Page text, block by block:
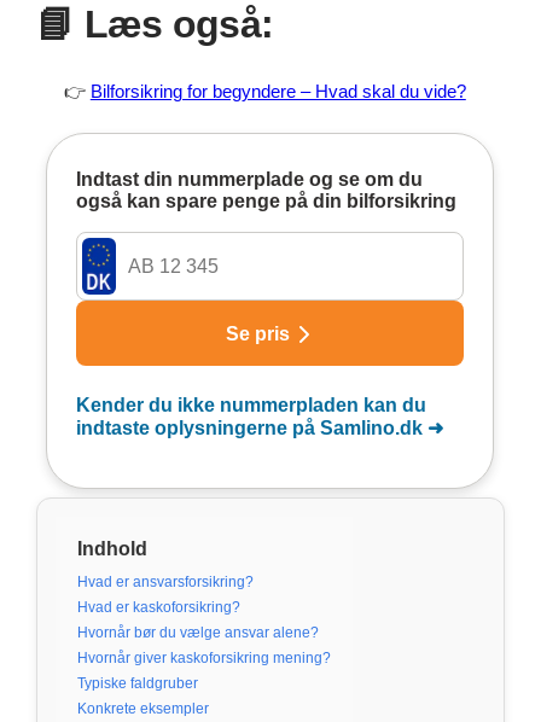
📘 Læs også:
👉 Bilforsikring for begyndere – Hvad skal du vide?
Indhold
Hvad er ansvarsforsikring?
Hvad er kaskoforsikring?
Hvornår bør du vælge ansvar alene?
Hvornår giver kaskoforsikring mening?
Typiske faldgruber
Konkrete eksempler